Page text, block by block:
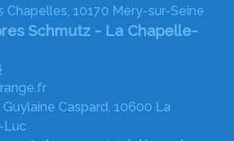
Chapelles, 10170 Méry-sur-Seine
Schmutz - La Chapelle-
Caspard, 10600 La
Luc